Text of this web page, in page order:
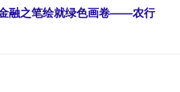
融之笔绘就绿色画卷——农行